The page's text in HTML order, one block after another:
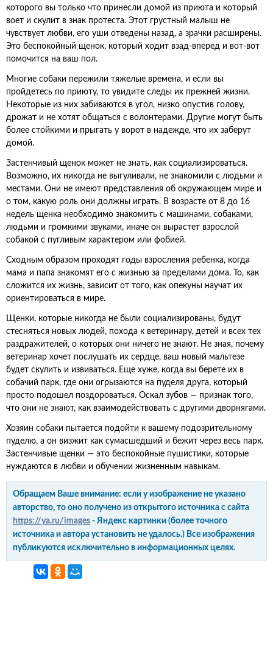
которого вы только что принесли домой из приюта и который
воет и скулит в знак протеста. Этот грустный малыш не
чувствует любви, его уши отведены назад, а зрачки расширены.
Это беспокойный щенок, который ходит взад-вперед и вот-вот
помочится на ваш пол.
Многие собаки пережили тяжелые времена, и если вы
пройдетесь по приюту, то увидите следы их прежней жизни.
Некоторые из них забиваются в угол, низко опустив голову,
дрожат и не хотят общаться с волонтерами. Другие могут быть
более стойкими и прыгать у ворот в надежде, что их заберут
домой.
Застенчивый щенок может не знать, как социализироваться.
Возможно, их никогда не выгуливали, не знакомили с людьми и
местами. Они не имеют представления об окружающем мире и
о том, какую роль они должны играть. В возрасте от 8 до 16
недель щенка необходимо знакомить с машинами, собаками,
людьми и громкими звуками, иначе он вырастет взрослой
собакой с пугливым характером или фобией.
Сходным образом проходят годы взросления ребенка, когда
мама и папа знакомят его с жизнью за пределами дома. То, как
сложится их жизнь, зависит от того, как опекуны научат их
ориентироваться в мире.
Щенки, которые никогда не были социализированы, будут
стесняться новых людей, похода к ветеринару, детей и всех тех
раздражителей, о которых они ничего не знают. Не зная, почему
ветеринар хочет послушать их сердце, ваш новый мальтезе
будет скулить и извиваться. Еще хуже, когда вы берете их в
собачий парк, где они огрызаются на пуделя друга, который
просто подошел поздороваться. Оскал зубов — признак того,
что они не знают, как взаимодействовать с другими дворнягами.
Хозяин собаки пытается подойти к вашему подозрительному
пуделю, а он визжит как сумасшедший и бежит через весь парк.
Застенчивые щенки — это беспокойные пушистики, которые
нуждаются в любви и обучении жизненным навыкам.
Обращаем Ваше внимание: если у изображение не указано
авторство, то оно получено из открытого источника с сайта
https://ya.ru/images - Яндекс картинки (более точного
источника и автора установить не удалось.) Все изображения
публикуются исключительно в информационных целях.